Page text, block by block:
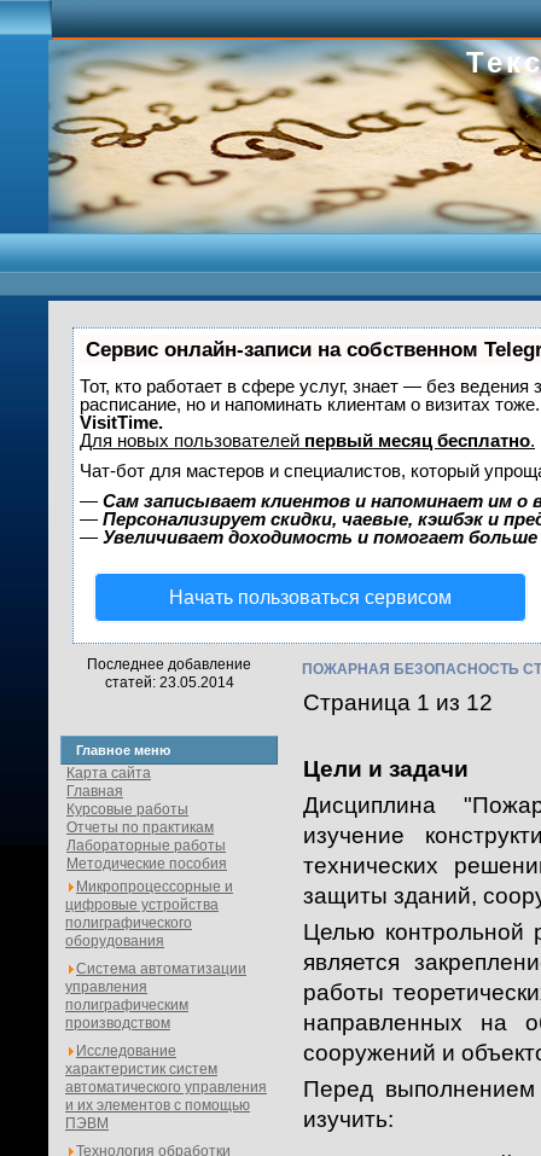
Сервис онлайн-записи на собственном
Тот, кто работает в сфере услуг, знает — без
расписание, но и напоминать клиентам о визитах
VisitTime.
Для новых пользователей первый месяц бесплатно.
Чат-бот для мастеров и специалистов, который
— Сам записывает клиентов и напоминает им о
— Персонализирует скидки, чаевые, кэшбэк и
— Увеличивает доходимость и помогает
Начать пользоваться сервисом
Последнее добавление
статей: 23.05.2014
Главное меню
Карта сайта
Главная
Курсовые работы
Отчеты по практикам
Лабораторные работы
Методические пособия
Микропроцессорные и
цифровые устройства
полиграфического
оборудования
Система автоматизации
управления
полиграфическим
производством
Исследование
характеристик систем
автоматического управления
и их элементов с помощью
ПЭВМ
Технология обработки
ПОЖАРНАЯ БЕЗОПАСНОСТЬ
Страница 1 из 12
Цели и задачи
Дисциплина
изучение
технических
защиты зданий,
Целью контрольной
является
работы
направленных на
сооружений и
Перед
изучить: